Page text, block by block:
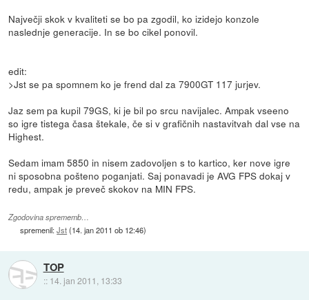
Največji skok v kvaliteti se bo pa zgodil, ko izidejo konzole
naslednje generacije. In se bo cikel ponovil.
edit:
>Jst se pa spomnem ko je frend dal za 7900GT 117 jurjev.
Jaz sem pa kupil 79GS, ki je bil po srcu navijalec. Ampak vseeno
so igre tistega časa štekale, če si v grafičnih nastavitvah dal vse na
Highest.
Sedam imam 5850 in nisem zadovoljen s to kartico, ker nove igre
ni sposobna pošteno poganjati. Saj ponavadi je AVG FPS dokaj v
redu, ampak je preveč skokov na MIN FPS.
Zgodovina sprememb…
spremenil:Jst(14. jan 2011 ob 12:46)
TOP
:: 14. jan 2011, 13:33